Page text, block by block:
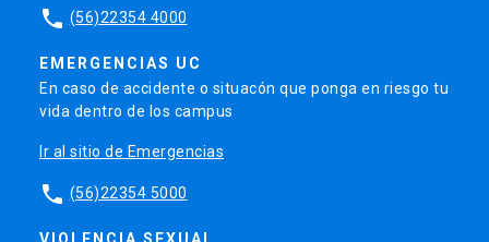
phone (56)22354 4000
EMERGENCIAS UC
En caso de accidente o situacón que ponga en riesgo tu
vida dentro de los campus
Ir al sitio de Emergencias
phone (56)22354 5000
VIOLENCIA SEXUAL